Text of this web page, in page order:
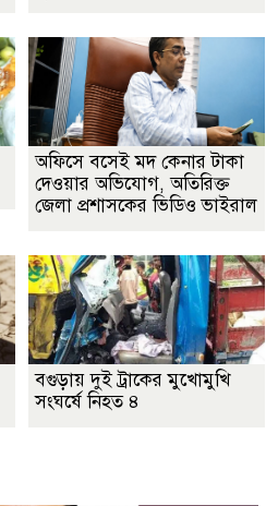
অফিসে বসেই মদ কেনার টাকা
দেওয়ার অভিযোগ, অতিরিক্ত
জেলা প্রশাসকের ভিডিও ভাইরাল
বগুড়ায় দুই ট্রাকের মুখোমুখি
সংঘর্ষে নিহত ৪